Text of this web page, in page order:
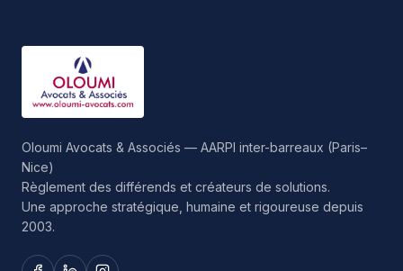
Oloumi Avocats & Associés — AARPI inter-barreaux (Paris–
Nice)
Règlement des différends et créateurs de solutions.
Une approche stratégique, humaine et rigoureuse depuis
2003.